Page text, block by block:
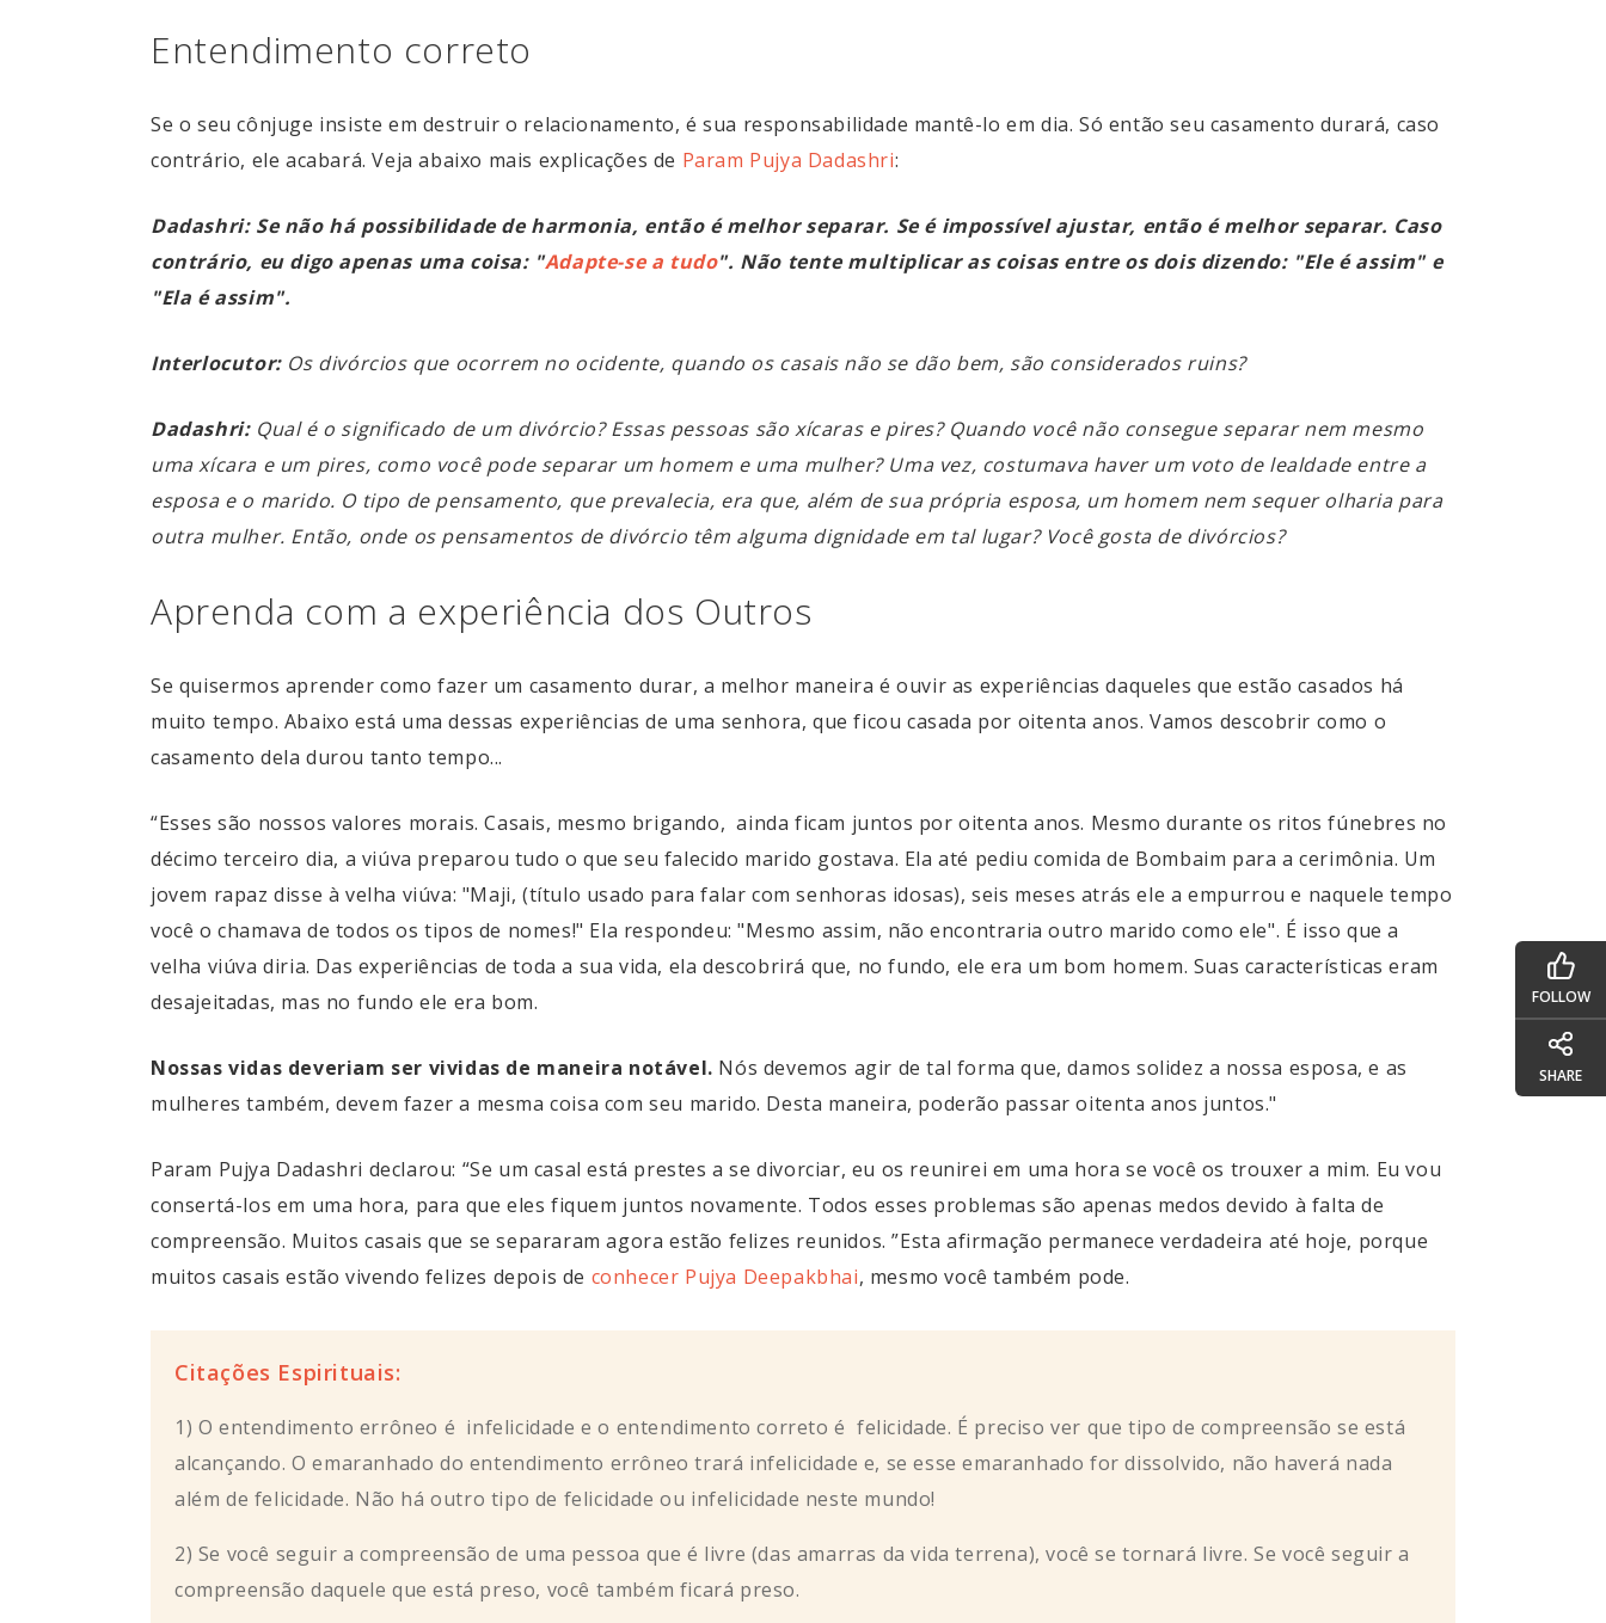
Entendimento correto
Se o seu cônjuge insiste em destruir o relacionamento, é sua responsabilidade mantê-lo em dia. Só então seu casamento durará, caso
contrário, ele acabará. Veja abaixo mais explicações de Param Pujya Dadashri:
Dadashri: Se não há possibilidade de harmonia, então é melhor separar. Se é impossível ajustar, então é melhor separar. Caso
contrário, eu digo apenas uma coisa: "Adapte-se a tudo". Não tente multiplicar as coisas entre os dois dizendo: "Ele é assim" e
"Ela é assim".
Interlocutor:Os divórcios que ocorrem no ocidente, quando os casais não se dão bem, são considerados ruins?
Dadashri:Qual é o significado de um divórcio? Essas pessoas são xícaras e pires? Quando você não consegue separar nem mesmo
uma xícara e um pires, como você pode separar um homem e uma mulher? Uma vez, costumava haver um voto de lealdade entre a
esposa e o marido. O tipo de pensamento, que prevalecia, era que, além de sua própria esposa, um homem nem sequer olharia para
outra mulher. Então, onde os pensamentos de divórcio têm alguma dignidade em tal lugar? Você gosta de divórcios?
Aprenda com a experiência dos Outros
Se quisermos aprender como fazer um casamento durar, a melhor maneira é ouvir as experiências daqueles que estão casados há
muito tempo. Abaixo está uma dessas experiências de uma senhora, que ficou casada por oitenta anos. Vamos descobrir como o
casamento dela durou tanto tempo...
“Esses são nossos valores morais. Casais, mesmo brigando, ainda ficam juntos por oitenta anos. Mesmo durante os ritos fúnebres no
décimo terceiro dia, a viúva preparou tudo o que seu falecido marido gostava. Ela até pediu comida de Bombaim para a cerimônia. Um
jovem rapaz disse à velha viúva: "Maji, (título usado para falar com senhoras idosas), seis meses atrás ele a empurrou e naquele tempo
você o chamava de todos os tipos de nomes!" Ela respondeu: "Mesmo assim, não encontraria outro marido como ele". É isso que a
velha viúva diria. Das experiências de toda a sua vida, ela descobrirá que, no fundo, ele era um bom homem. Suas características eram
desajeitadas, mas no fundo ele era bom.
Nossas vidas deveriam ser vividas de maneira notável. Nós devemos agir de tal forma que, damos solidez a nossa esposa, e as
mulheres também, devem fazer a mesma coisa com seu marido. Desta maneira, poderão passar oitenta anos juntos."
Param Pujya Dadashri declarou: “Se um casal está prestes a se divorciar, eu os reunirei em uma hora se você os trouxer a mim. Eu vou
consertá-los em uma hora, para que eles fiquem juntos novamente. Todos esses problemas são apenas medos devido à falta de
compreensão. Muitos casais que se separaram agora estão felizes reunidos. ”Esta afirmação permanece verdadeira até hoje, porque
muitos casais estão vivendo felizes depois de conhecer Pujya Deepakbhai, mesmo você também pode.
Citações Espirituais:
1) O entendimento errôneo é infelicidade e o entendimento correto é felicidade. É preciso ver que tipo de compreensão se está
alcançando. O emaranhado do entendimento errôneo trará infelicidade e, se esse emaranhado for dissolvido, não haverá nada
além de felicidade. Não há outro tipo de felicidade ou infelicidade neste mundo!
2) Se você seguir a compreensão de uma pessoa que é livre (das amarras da vida terrena), você se tornará livre. Se você seguir a
compreensão daquele que está preso, você também ficará preso.
FOLLOW
SHARE